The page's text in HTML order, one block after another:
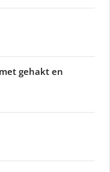
gehakt en